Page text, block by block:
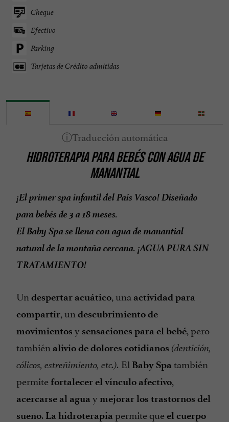
Cheque
Efectivo
Parking
Tarjetas de Crédito admitidas
HIDROTERAPIA PARA BEBÉS CON AGUA DE
MANANTIAL
¡El primer spa infantil del País Vasco! Diseñado
para bebés de 3 a 18 meses.
El Baby Spa se llena con agua de manantial
natural de la montaña cercana. ¡AGUA PURA SIN
TRATAMIENTO!
Un despertar acuático, una actividad para
compartir, un descubrimiento de
movimientos y sensaciones para el bebé, pero
también alivio de dolores cotidianos (dentición,
cólicos, estreñimiento, etc.). El Baby Spa también
permite fortalecer el vínculo afectivo,
acercarse al agua y mejorar los trastornos del
sueño. La hidroterapia permite queel cuerpo